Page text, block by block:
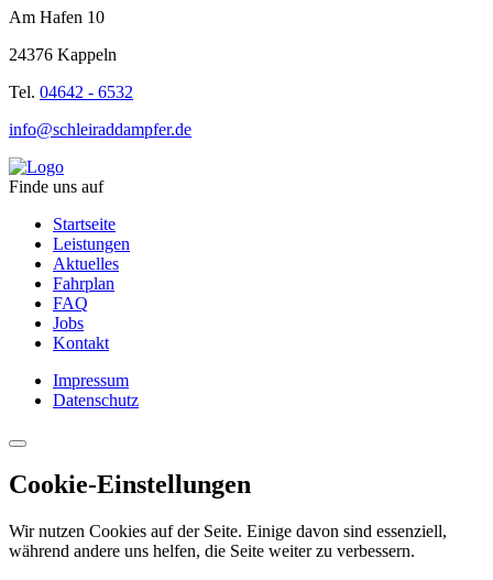
Am Hafen 10
24376 Kappeln
Tel. 04642 - 6532
info@schleiraddampfer.de
Finde uns auf
Startseite
Leistungen
Aktuelles
Fahrplan
FAQ
Jobs
Kontakt
Impressum
Datenschutz
Cookie-Einstellungen
Wir nutzen Cookies auf der Seite. Einige davon sind essenziell,
während andere uns helfen, die Seite weiter zu verbessern.